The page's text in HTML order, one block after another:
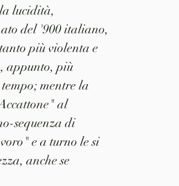
lucidità,
del '900 italiano,
più violenta e
appunto, più
mentre la
al
sequenza di
e a turno le si
anche se